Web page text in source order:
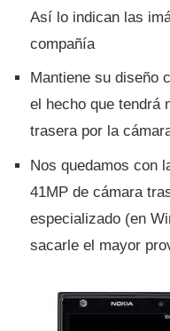
Así­ lo indican las
compañí­a
Mantiene su diseño
el hecho que tendrá
trasera por la
Nos quedamos con
41MP de cámara
especializado (en
sacarle el mayor